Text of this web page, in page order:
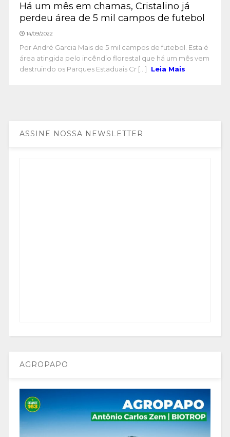
Há um mês em chamas, Cristalino já
perdeu área de 5 mil campos de futebol
14/09/2022
Por André Garcia Mais de 5 mil campos de futebol. Esta é
área atingida pelo incêndio florestal que há um mês vem
destruindo os Parques Estaduais Cr [...]
Leia Mais
ASSINE NOSSA NEWSLETTER
AGROPAPO